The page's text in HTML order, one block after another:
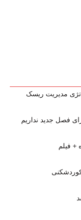
فصل جدید نداریم
+ فیلم